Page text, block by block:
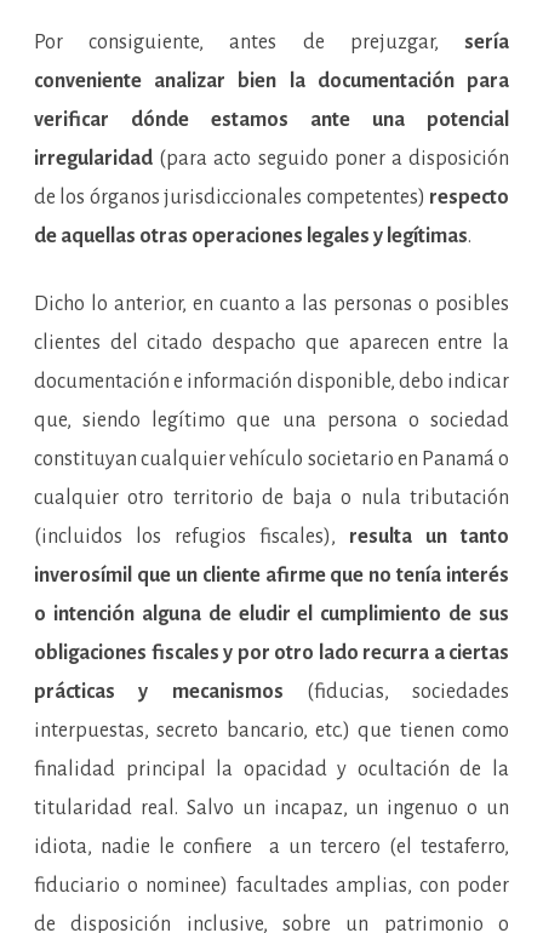
Por consiguiente, antes de prejuzgar, sería
conveniente analizar bien la documentación para
verificar dónde estamos ante una potencial
irregularidad (para acto seguido poner a disposición
de los órganos jurisdiccionales competentes) respecto
de aquellas otras operaciones legales y legítimas.
Dicho lo anterior, en cuanto a las personas o posibles
clientes del citado despacho que aparecen entre la
documentación e información disponible, debo indicar
que, siendo legítimo que una persona o sociedad
constituyan cualquier vehículo societario en Panamá o
cualquier otro territorio de baja o nula tributación
(incluidos los refugios fiscales), resulta un tanto
inverosímil que un cliente afirme que no tenía interés
o intención alguna de eludir el cumplimiento de sus
obligaciones fiscales y por otro lado recurra a ciertas
prácticas y mecanismos (fiducias, sociedades
interpuestas, secreto bancario, etc.) que tienen como
finalidad principal la opacidad y ocultación de la
titularidad real. Salvo un incapaz, un ingenuo o un
idiota, nadie le confiere a un tercero (el testaferro,
fiduciario o nominee) facultades amplias, con poder
de disposición inclusive, sobre un patrimonio o